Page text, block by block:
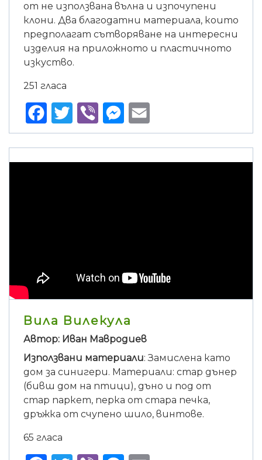
от не използвана вълна и изпочупени
клони. Два благодатни материала, които
предполагат сътворяване на интересни
изделия на приложното и пластичното
изкуство.
251 гласа
FacebookTwitterViber Messenger
Вила Вилекула
Автор: Иван Мавродиев
Използвани материали: Замислена като
дом за синигери. Материали: стар дънер
(бивш дом на птици), дъно и под от
стар паркет, перка от стара печка,
дръжка от счупено шило, винтове.
65 гласа